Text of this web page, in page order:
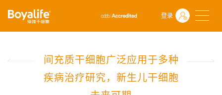
登录
首页 什么是干细胞
前沿动态
间充质干细胞广泛应用于多种疾病治疗研究，新生儿干细胞未来可期
间充质干细胞广泛应用于多种
疾病治疗研究，新生儿干细胞